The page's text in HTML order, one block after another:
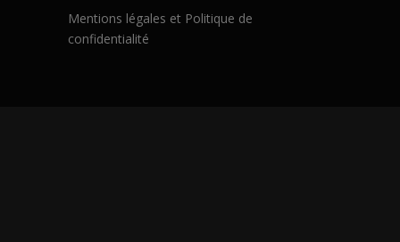
Mentions légales et Politique de
confidentialité